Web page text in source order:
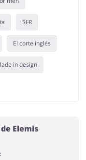
SFR
El corte inglés
in design
Elemis